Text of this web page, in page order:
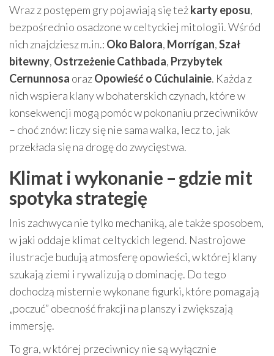
Wraz z postępem gry pojawiają się teżkarty eposu,
bezpośrednio osadzone w celtyckiej mitologii. Wśród
nich znajdziesz m.in.: Oko Balora, Morrígan,Szał
bitewny, Ostrzeżenie Cathbada, Przybytek
Cernunnosa orazOpowieść o Cúchulainie. Każda z
nich wspiera klany w bohaterskich czynach, które w
konsekwencji mogą pomóc w pokonaniu przeciwników
– choć znów: liczy się nie sama walka, lecz to, jak
przekłada się na drogę do zwycięstwa.
Klimat i wykonanie – gdzie mit
spotyka strategię
Inis zachwyca nie tylko mechaniką, ale także sposobem,
w jaki oddaje klimat celtyckich legend. Nastrojowe
ilustracje budują atmosferę opowieści, w której klany
szukają ziemi i rywalizują o dominację. Do tego
dochodzą misternie wykonane figurki, które pomagają
„poczuć” obecność frakcji na planszy i zwiększają
immersję.
To gra, w której przeciwnicy nie są wyłącznie